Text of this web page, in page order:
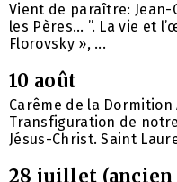
Vient de paraître: Jean-
les Pères… ”. La vie et
Florovsky », ...
10 août
Carême de la
Transfiguration de
Jésus-Christ. Saint
28 juillet (ancien